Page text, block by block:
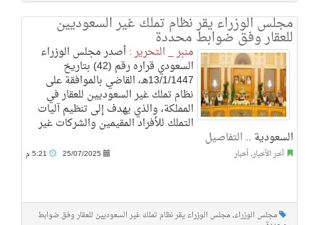
مجلس الوزراء يقر نظام تملك غير السعوديين
للعقار وفق ضوابط محددة
منبر _ التحرير :أصدر مجلس الوزراء
السعودي قراره رقم (42) بتاريخ
13/1/1447هـ، القاضي بالموافقة على
نظام تملك غير السعوديين للعقار في
المملكة، والذي يهدف إلى تنظيم آليات
التملك للأفراد المقيمين والشركات غير
السعودية .. التفاصيل
آخر الأخبار, أخبار 25/07/2025
مجلس الوزراء, مجلس الوزراء يقر نظام تملك غير السعوديين للعقار وفق ضوابط